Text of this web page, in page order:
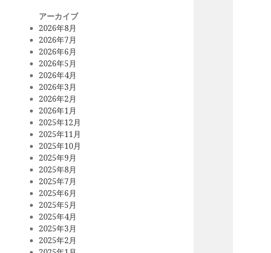
アーカイブ
2026年8月
2026年7月
2026年6月
2026年5月
2026年4月
2026年3月
2026年2月
2026年1月
2025年12月
2025年11月
2025年10月
2025年9月
2025年8月
2025年7月
2025年6月
2025年5月
2025年4月
2025年3月
2025年2月